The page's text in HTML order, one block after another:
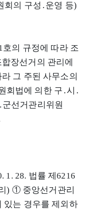
회의 구성․운영 등)
의 규정에 따라 조
장선거의 관리에
그 주된 사무소의
회법에 의한 구․시․
선거관리위원
1. 28. 법률 제6216
) ① 중앙선거관리
있는 경우를 제외하